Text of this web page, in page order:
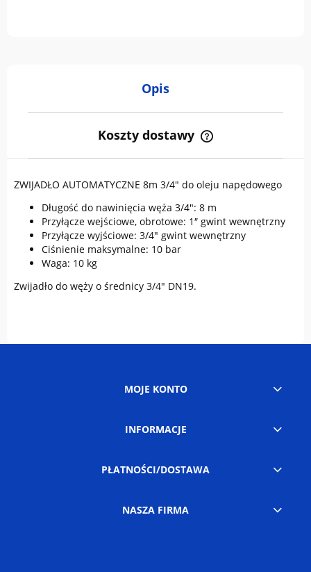
Opis
Koszty dostawy
Cena nie zawiera ewentualnych kosztów płatności
ZWIJADŁO AUTOMATYCZNE 8m 3/4" do oleju napędowego
Długość do nawinięcia węża 3/4": 8 m
Przyłącze wejściowe, obrotowe: 1″ gwint wewnętrzny
Przyłącze wyjściowe: 3/4" gwint wewnętrzny
Ciśnienie maksymalne: 10 bar
Waga: 10 kg
Zwijadło do węży o średnicy 3/4" DN19.
MOJE KONTO
INFORMACJE
PŁATNOŚCI/DOSTAWA
NASZA FIRMA